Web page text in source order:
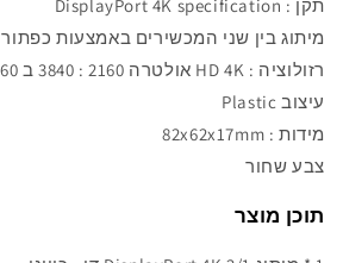
תקן : DisplayPort 4K specification
מיתוג בין שני המכשירים באמצעות כפתור
רזולוציה : HD 4K אולטרה 2160 : 3840 ב 60 הרץ
עיצוב Plastic
מידות : 82 x62x17mm
צבע שחור
תוכן מוצר